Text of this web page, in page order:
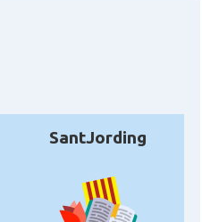
SantJording